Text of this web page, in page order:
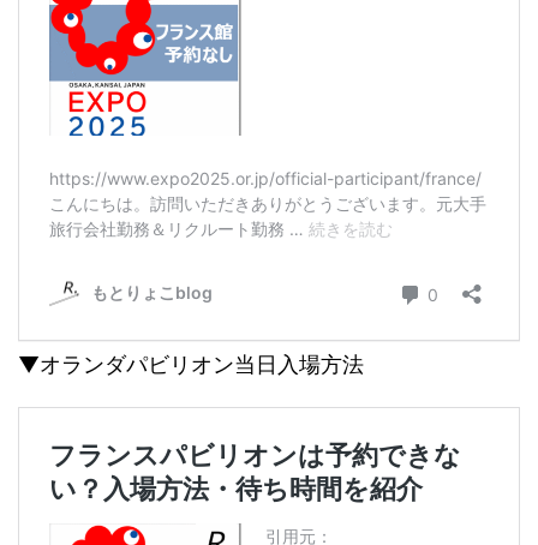
▼オランダパビリオン当日入場方法